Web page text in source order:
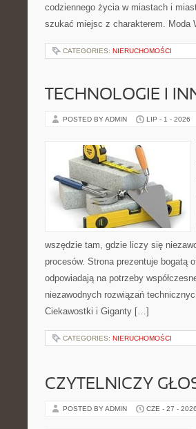
codziennego życia w miastach i
szukać miejsc z charakterem. Moda
CATEGORIES: NIERUCHOMOŚCI
TECHNOLOGIE I
POSTED BY ADMIN LIP - 1 - 2026
wszędzie tam, gdzie liczy się
procesów. Strona prezentuje bogatą
odpowiadają na potrzeby
niezawodnych rozwiązań
Ciekawostki i Giganty […]
CATEGORIES: NIERUCHOMOŚCI
CZYTELNICZY
POSTED BY ADMIN CZE - 27 - 2026